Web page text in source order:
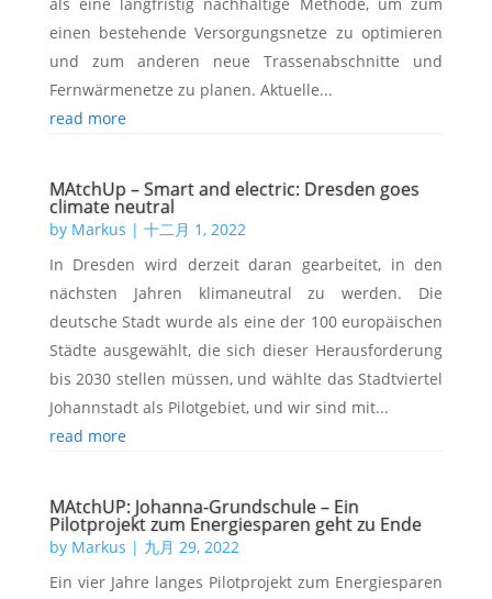
als eine langfristig nachhaltige Methode, um zum
einen bestehende Versorgungsnetze zu optimieren
und zum anderen neue Trassenabschnitte und
Fernwärmenetze zu planen. Aktuelle...
read more
MAtchUp – Smart and electric: Dresden goes
climate neutral
by Markus | 十二月 1, 2022
In Dresden wird derzeit daran gearbeitet, in den
nächsten Jahren klimaneutral zu werden. Die
deutsche Stadt wurde als eine der 100 europäischen
Städte ausgewählt, die sich dieser Herausforderung
bis 2030 stellen müssen, und wählte das Stadtviertel
Johannstadt als Pilotgebiet, und wir sind mit...
read more
MAtchUP: Johanna-Grundschule – Ein
Pilotprojekt zum Energiesparen geht zu Ende
by Markus | 九月 29, 2022
Ein vier Jahre langes Pilotprojekt zum Energiesparen